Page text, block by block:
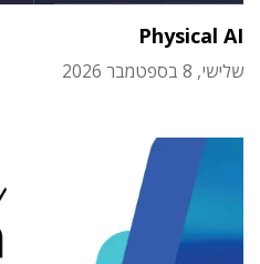
Physical AI
שלישי, 8 בספטמבר 2026